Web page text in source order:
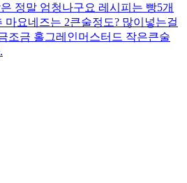
정말 엄청나구요 레시피는 빵5개
마요네즈는 2큰술정도? 많이넣는걸
조금 홀그레인머스터드 작은큰술